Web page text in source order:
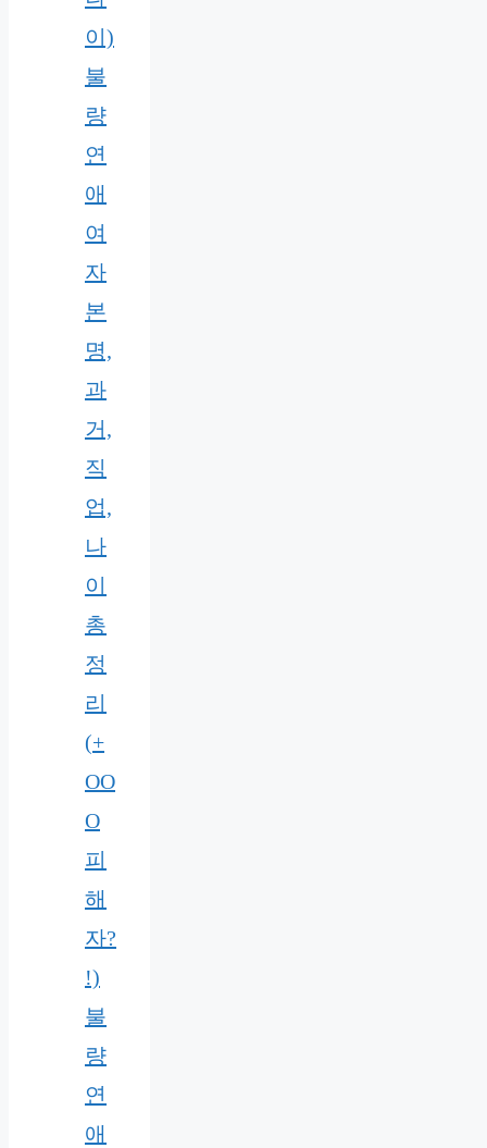
이)
불
량
연
애
여
자
본
명,
과
거,
직
업,
나
이
총
정
리
(+
OO
O
피
해
자?
!)
불
량
연
애